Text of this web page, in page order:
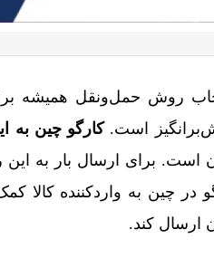
روش حمل‌ونقل همیشه
است.کارگو چین به
است. برای ارسال بار به این
در چین به واردکننده کالا
ارسال کند.